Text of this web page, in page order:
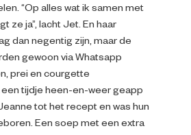
“Op alles wat ik samen met
ze ja”, lacht Jet. En haar
dan negentig zijn, maar de
gewoon via Whatsapp
prei en courgette
tijdje heen-en-weer geapp
tot het recept en was hun
Een soep met een extra